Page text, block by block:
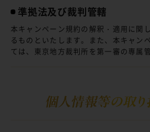
準拠法及び裁判管轄
本キャンペーン規約の解釈・適用に関
るものといたします。また、本キャン
ては、東京地方裁判所を第一審の専属